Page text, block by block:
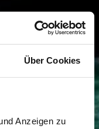
Über Cookies
Anzeigen zu